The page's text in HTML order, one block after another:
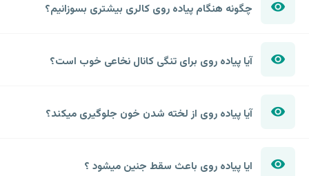
چگونه هنگام پیاده روی کالری بیشتری بسوزانیم؟
آیا پیاده روی برای تنگی کانال نخاعی خوب است؟
آیا پیاده روی از لخته شدن خون جلوگیری میکند؟
ایا پیاده روی باعث سقط جنین میشود ؟